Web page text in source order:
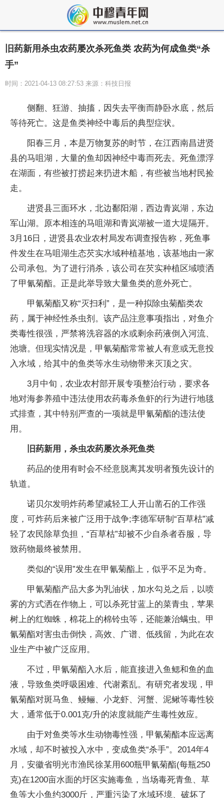
旧药新用杀虫农药屡次杀死鱼类 农药为何成鱼类“杀
手”
时间：2021-04-13 08:27:53 来源：科技日报
侧翻、狂游、抽搐，因失去平衡而静卧水底，然后
等待死亡。这是鱼类神经中毒后的典型症状。
阳春三月，本是万物复苏的时节，在江西南昌进贤
县的马咀湖，大量的鱼却因神经中毒而死去。死鱼漂浮
在湖面，有些被打捞起来扔进木船，有些被当地村民捡
走。
进贤县三面环水，北边鄱阳湖，西边青岚湖，东边
军山湖。原本相连的马咀湖和青岚湖被一道大堤隔开。
3月16日，进贤县农业农村局发布调查报告称，死鱼事
件发生在马咀湖生态芡实水域种植基地，该基地由一家
公司承包。为了进行消杀，该公司在芡实种植区域喷洒
了甲氰菊酯。正是此举导致大量鱼类的意外死亡。
甲氰菊酯又称“灭扫利”，是一种拟除虫菊酯类农
药，属于神经性杀虫剂。该产品注意事项指出，对鱼介
类毒性很强，严禁将洗容器的水或剩余药液倒入河流、
池塘。但现实情况是，甲氰菊酯常常被人有意或无意投
入水域，给其中的鱼类等水生动物带来灭顶之灾。
3月中旬，农业农村部开展专项整治行动，要求各
地对海参养殖中违法使用农药毒杀鱼虾的行为进行地毯
式排查，其中特别严查的一项就是甲氰菊酯的违法使
用。
旧药新用，杀虫农药屡次杀死鱼类
药品的使用有时会不经意脱离其发明者预先设计的
轨道。
诺贝尔发明炸药希望减轻工人开山凿石的工作强
度，可炸药后来被广泛用于战争;李德军研制“百草枯”减
轻了农民除草负担，“百草枯”却被不少自杀者吞服，导
致药物最终被禁用。
类似的“误用”发生在甲氰菊酯上，似乎不足为奇。
甲氰菊酯产品大多为乳油状，加水勾兑之后，以喷
雾的方式洒在作物上，可以杀死甘蓝上的菜青虫，苹果
树上的红蜘蛛，棉花上的棉铃虫等，还能兼治螨虫。甲
氰菊酯对害虫击倒快，高效、广谱、低残留，为此在农
业生产中被广泛应用。
不过，甲氰菊酯入水后，能直接进入鱼鳃和鱼的血
液，导致鱼类呼吸困难、代谢紊乱。有研究者发现，甲
氰菊酯对斑马鱼、鳗鲡、小龙虾、河蟹、泥鳅等毒性较
大，通常低于0.001克/升的浓度就能产生毒性效应。
由于对鱼类等水生动物毒性强，甲氰菊酯本应远离
水域，却不时被投入水中，变成鱼类“杀手”。2014年4
月，安徽省明光市渔民徐某用600瓶甲氰菊酯(每瓶250
克)在1200亩水面的圩区实施毒鱼，当场毒死青鱼、草
鱼等大小鱼约3000斤，严重污染了水域环境、破坏了